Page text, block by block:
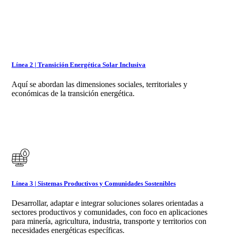
Línea 2 | Transición Energética Solar Inclusiva
Aquí se abordan las dimensiones sociales, territoriales y
económicas de la transición energética.
Línea 3 | Sistemas Productivos y Comunidades Sostenibles
Desarrollar, adaptar e integrar soluciones solares orientadas a
sectores productivos y comunidades, con foco en aplicaciones
para minería, agricultura, industria, transporte y territorios con
necesidades energéticas específicas.